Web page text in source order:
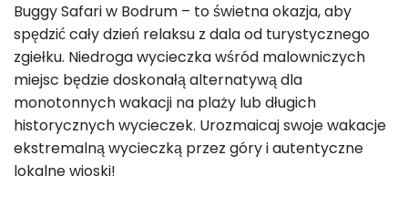
Buggy Safari w Bodrum – to świetna okazja, aby
spędzić cały dzień relaksu z dala od turystycznego
zgiełku. Niedroga wycieczka wśród malowniczych
miejsc będzie doskonałą alternatywą dla
monotonnych wakacji na plaży lub długich
historycznych wycieczek. Urozmaicaj swoje wakacje
ekstremalną wycieczką przez góry i autentyczne
lokalne wioski!